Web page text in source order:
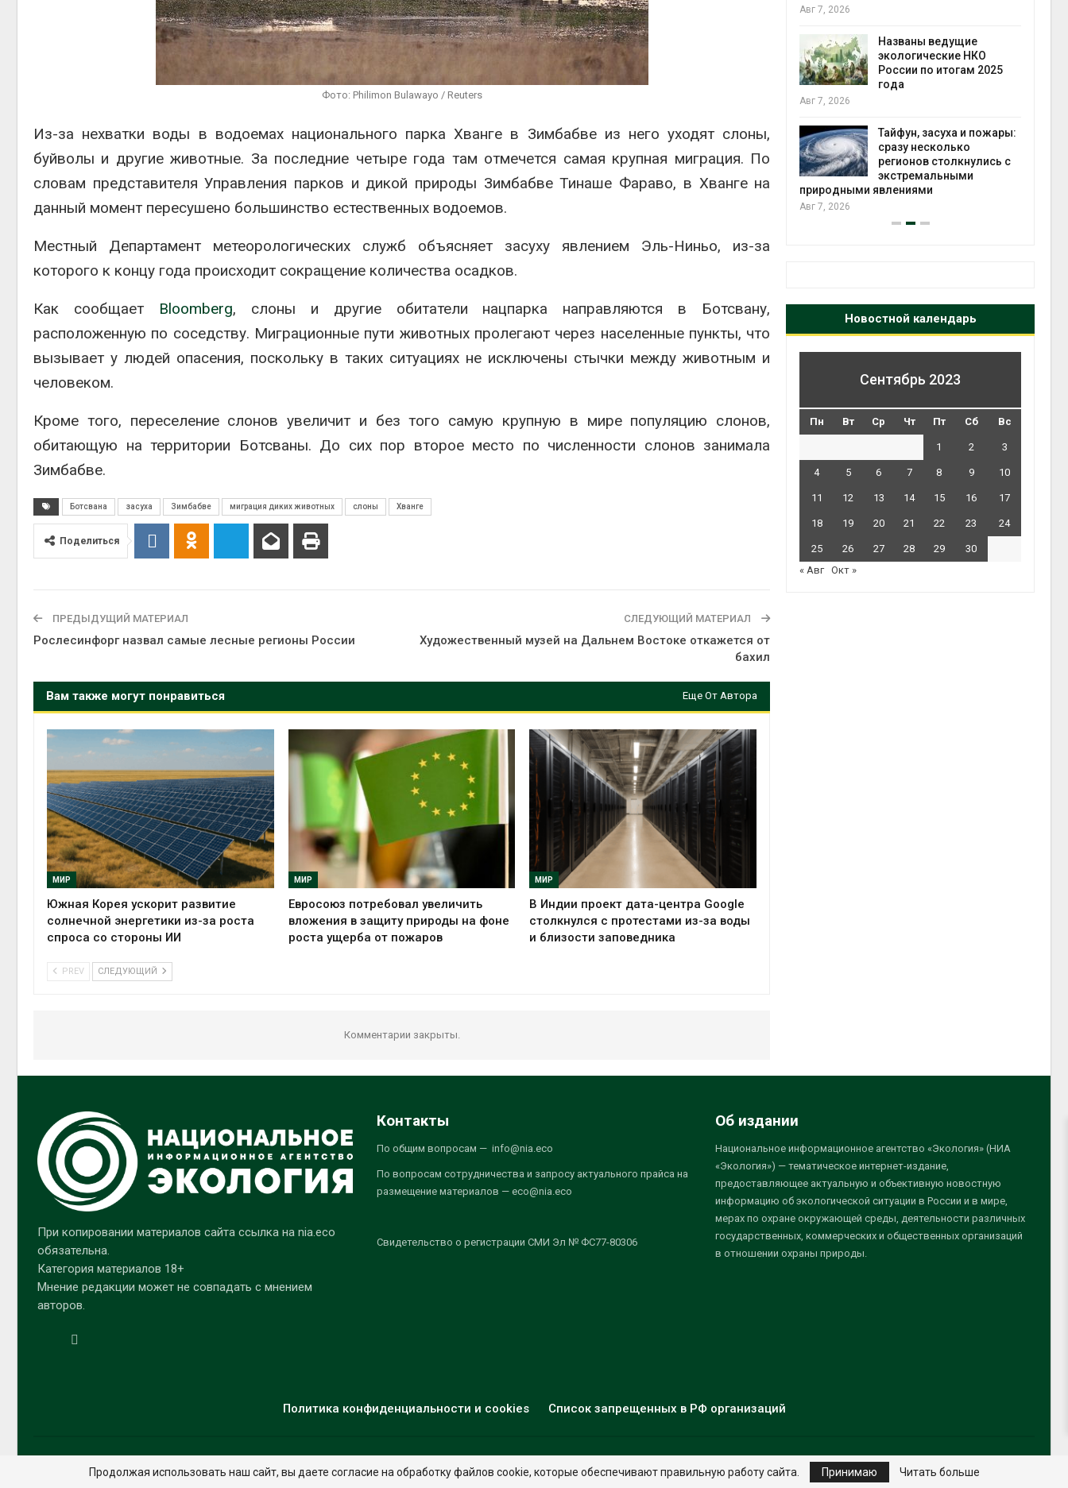
Фото: Philimon Bulawayo / Reuters
Из-за нехватки воды в водоемах национального парка Хванге в Зимбабве из него уходят слоны,
буйволы и другие животные. За последние четыре года там отмечется самая крупная миграция. По
словам представителя Управления парков и дикой природы Зимбабве Тинаше Фараво, в Хванге на
данный момент пересушено большинство естественных водоемов.
Местный Департамент метеорологических служб объясняет засуху явлением Эль-Ниньо, из-за
которого к концу года происходит сокращение количества осадков.
Как сообщает Bloomberg, слоны и другие обитатели нацпарка направляются в Ботсвану,
расположенную по соседству. Миграционные пути животных пролегают через населенные пункты, что
вызывает у людей опасения, поскольку в таких ситуациях не исключены стычки между животным и
человеком.
Кроме того, переселение слонов увеличит и без того самую крупную в мире популяцию слонов,
обитающую на территории Ботсваны. До сих пор второе место по численности слонов занимала
Зимбабве.
Ботсвана засуха Зимбабве миграция диких животных слоны Хванге
Поделиться
ПРЕДЫДУЩИЙ МАТЕРИАЛ
Рослесинфорг назвал самые лесные регионы России
СЛЕДУЮЩИЙ МАТЕРИАЛ
Художественный музей на Дальнем Востоке откажется от
бахил
Вам также могут понравиться Еще От Автора
МИР
Южная Корея ускорит развитие
солнечной энергетики из-за роста
спроса со стороны ИИ
МИР
Евросоюз потребовал увеличить
вложения в защиту природы на фоне
роста ущерба от пожаров
МИР
В Индии проект дата-центра Google
столкнулся с протестами из-за воды
и близости заповедника
PREV СЛЕДУЮЩИЙ
Комментарии закрыты.
Авг 6, 2026
В китайской провинции
Шэньси из-за паводков
тыс. человек
Авг 6, 2026
МЕГА и ВкусВилл
экообменники для сбора
вторсырья
Авг 6, 2026
роста ущерба от пожаров
Авг 7, 2026
кондиционера и почти
олени набирают вес
перед осенней миграцией
Авг 7, 2026
Авг 7, 2026
Названы ведущие
экологические НКО
России по итогам 2025
года
Авг 7, 2026
Тайфун, засуха и пожары:
сразу несколько
регионов столкнулись с
экстремальными
природными явлениями
Авг 7, 2026
Новостной календарь
Сентябрь 2023
Пн Вт Ср Чт Пт Сб Вс
1 2 3
4 5 6 7 8 9 10
11 12 13 14 15 16 17
18 19 20 21 22 23 24
25 26 27 28 29
30
« Авг Окт »
При копировании материалов сайта ссылка на nia.eco
обязательна.
Категория материалов 18+
Мнение редакции может не совпадать с мнением
авторов.
Контакты
По общим вопросам — info@nia.eco
По вопросам сотрудничества и запросу актуального прайса на
размещение материалов — eco@nia.eco
Свидетельство о регистрации СМИ Эл № ФС77-80306
Об издании
Национальное информационное агентство «Экология» (НИА
«Экология») — тематическое интернет-издание,
предоставляющее актуальную и объективную новостную
информацию об экологической ситуации в России и в мире,
мерах по охране окружающей среды, деятельности различных
государственных, коммерческих и общественных организаций
в отношении охраны природы.
Политика конфиденциальности и cookies Список запрещенных в РФ организаций
Продолжая использовать наш сайт, вы даете согласие на обработку файлов cookie, которые обеспечивают правильную работу сайта. Принимаю Читать больше